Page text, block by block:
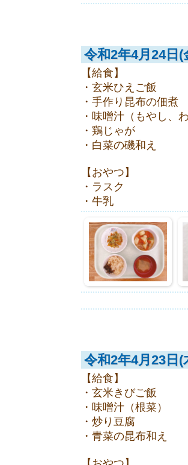
令和2年4月24日(
【給食】
・玄米ひえご飯
・手作り昆布の佃煮
・味噌汁（もやし、
・鶏じゃが
・白菜の磯和え
【おやつ】
・ラスク
・牛乳
令和2年4月23日(
【給食】
・玄米きびご飯
・味噌汁（根菜）
・炒り豆腐
・青菜の昆布和え